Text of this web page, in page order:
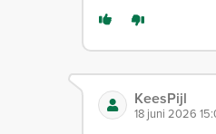
KeesPijl
18 juni 2026